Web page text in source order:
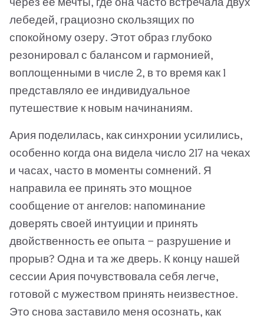
лебедей, грациозно скользящих по
спокойному озеру. Этот образ глубоко
резонировал с балансом и гармонией,
воплощенными в числе 2, в то время как 1
представляло ее индивидуальное
путешествие к новым начинаниям.
Ария поделилась, как синхронии усилились,
особенно когда она видела число 217 на чеках
и часах, часто в моменты сомнений. Я
направила ее принять это мощное
сообщение от ангелов: напоминание
доверять своей интуиции и принять
двойственность ее опыта — разрушение и
прорыв? Одна и та же дверь. К концу нашей
сессии Ария почувствовала себя легче,
готовой с мужеством принять неизвестное.
Это снова заставило меня осознать, как